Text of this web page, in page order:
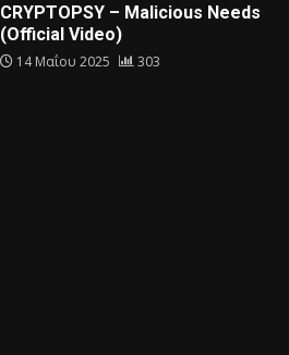
CRYPTOPSY – Malicious Needs
(Official Video)
14 Μαΐου 2025 303